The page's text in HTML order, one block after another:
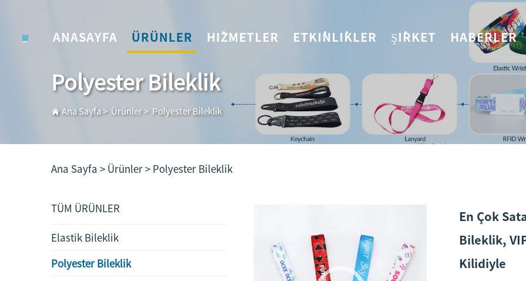
ANASAYFA ÜRÜNLER HIZMETLER ETKINLIKLER ŞIRKET HABERLER
Polyester Bileklik
Ana Sayfa> Ürünler> Polyester Bileklik
Ana Sayfa > Ürünler> Polyester Bileklik
TÜM ÜRÜNLER
Elastik Bileklik
Polyester Bileklik
En Çok
Bileklik,
Kilidiyle